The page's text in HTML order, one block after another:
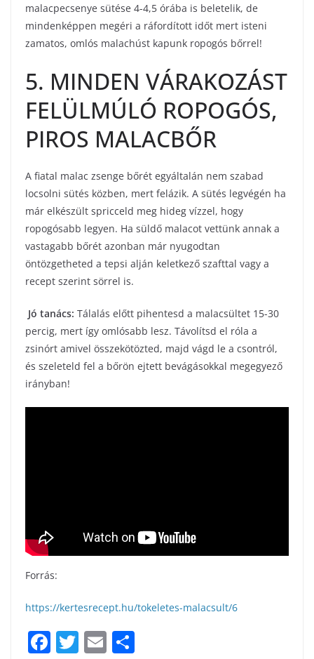
malacpecsenye sütése 4-4,5 órába is beletelik, de
mindenképpen megéri a ráfordított időt mert isteni
zamatos, omlós malachúst kapunk ropogós bőrrel!
5. MINDEN VÁRAKOZÁST
FELÜLMÚLÓ ROPOGÓS,
PIROS MALACBŐR
A fiatal malac zsenge bőrét egyáltalán nem szabad
locsolni sütés közben, mert felázik. A sütés legvégén ha
már elkészült spricceld meg hideg vízzel, hogy
ropogósabb legyen. Ha süldő malacot vettünk annak a
vastagabb bőrét azonban már nyugodtan
öntözgetheted a tepsi alján keletkező szafttal vagy a
recept szerint sörrel is.
Jó tanács: Tálalás előtt pihentesd a malacsültet 15-30
percig, mert így omlósabb lesz. Távolítsd el róla a
zsinórt amivel összekötözted, majd vágd le a csontról,
és szeleteld fel a bőrön ejtett bevágásokkal megegyező
irányban!
Forrás:
https://kertesrecept.hu/tokeletes-malacsult/6
F T E